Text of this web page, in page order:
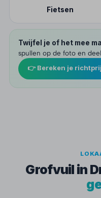
Fietsen
Twijfel je of het mee
spullen op de foto en
👉 Bereken je
Grofvuil in